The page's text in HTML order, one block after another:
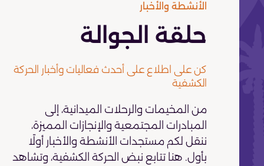
الأنشطة والأخبار
حلقة الجوالة
كن على اطلاع على أحدث فعاليات وأخبار الحركة
الكشفية
من المخيمات والرحلات الميدانية، إلى
المبادرات المجتمعية والإنجازات المميزة،
ننقل لكم مستجدات الأنشطة والأخبار أولًا
بأول. هنا تتابع نبض الحركة الكشفية، وتشاهد